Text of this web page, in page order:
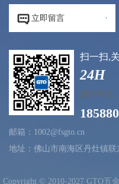
 立即留言
扫一扫,
24H
服务热线：
邮箱：1002@fsgto.cn
地址：佛山市南海区丹灶镇
Copyright © 2010-2027 GTO五